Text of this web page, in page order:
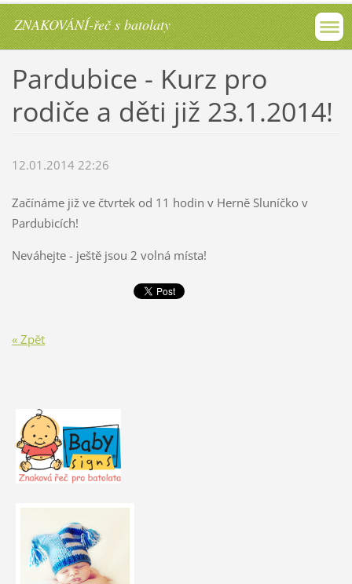
ZNAKOVÁNÍ-řeč s batolaty
Pardubice - Kurz pro
rodiče a děti již 23.1.2014!
12.01.2014 22:26
Začínáme již ve čtvrtek od 11 hodin v Herně Sluníčko v
Pardubicích!
Neváhejte - ještě jsou 2 volná místa!
« Zpět